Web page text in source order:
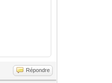
Répondre